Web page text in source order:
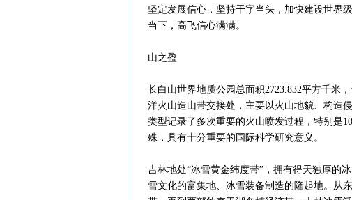
坚定发展信心，坚持干字当头，加快建设世界
当下，高飞信心满满。
山之盈
长白山世界地质公园总面积2723.832平方千米
洋火山造山带交接处，主要以火山地貌、构造
类型记录了多次重要的火山喷发过程，特别是
殊，具有十分重要的国际科学研究意义。
吉林地处“冰雪黄金纬度带”，拥有得天独厚的
雪文化的富集地、冰雪装备制造的隆起地。从